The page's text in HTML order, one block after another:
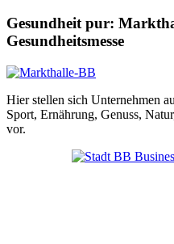
Gesundheit pur:
Gesundheitsmesse
Hier stellen sich Unternehmen
Sport, Ernährung, Genuss,
vor.